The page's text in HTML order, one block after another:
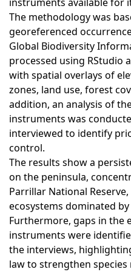
The methodology was
georeferenced
Global Biodiversity
processed using RStudio
with spatial overlays of
zones, land use, forest
addition, an analysis of
instruments was
interviewed to identify
control.
The results show a
on the peninsula,
Parrillar National
ecosystems dominated
Furthermore, gaps in the
instruments were
the interviews,
law to strengthen species